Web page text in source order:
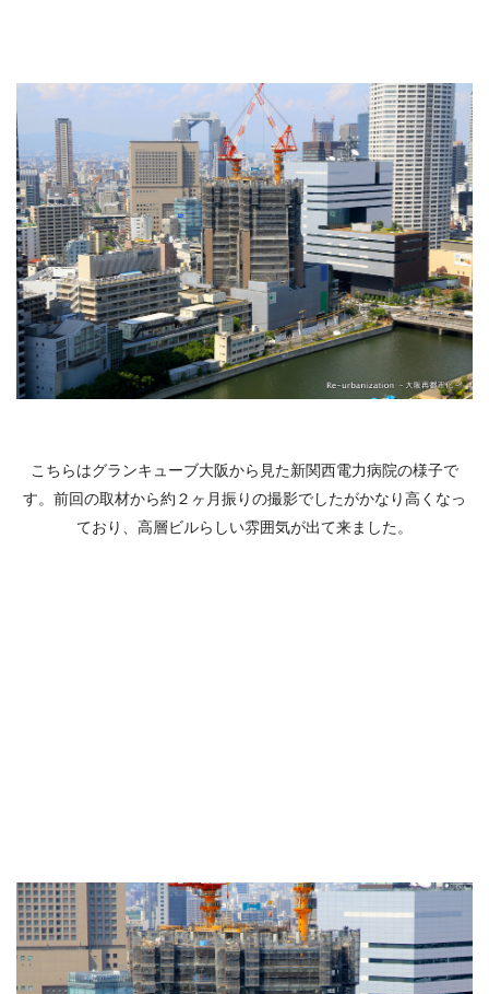
こちらはグランキューブ大阪から見た新関西電力病院の様子で
す。前回の取材から約２ヶ月振りの撮影でしたがかなり高くなっ
ており、高層ビルらしい雰囲気が出て来ました。